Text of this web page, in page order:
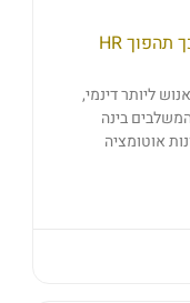
דאטה וחדשנות במשאבי אנוש – כך תהפוך HR
ליותר דינמי,
בינה
אוטומציה